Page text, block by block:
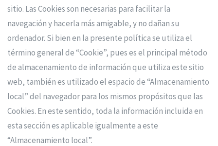
sitio. Las Cookies son necesarias para facilitar la
navegación y hacerla más amigable, y no dañan su
ordenador. Si bien en la presente política se utiliza el
término general de “Cookie”, pues es el principal método
de almacenamiento de información que utiliza este sitio
web, también es utilizado el espacio de “Almacenamiento
local” del navegador para los mismos propósitos que las
Cookies. En este sentido, toda la información incluida en
esta sección es aplicable igualmente a este
“Almacenamiento local”.